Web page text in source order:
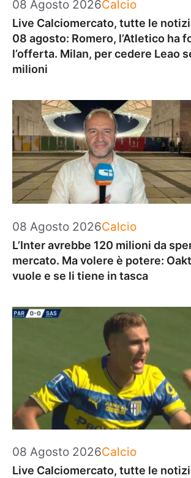
08 Agosto 2026Calcio
Live Calciomercato, tutte le
08 agosto: Romero, l’Atletico ha
l’offerta. Milan, per cedere Leao
milioni
08 Agosto 2026Categorie
Calcio
L’Inter avrebbe 120 milioni da
mercato. Ma volere è potere:
vuole e se li tiene in tasca
08 Agosto 2026Categorie
Calcio
Live Calciomercato, tutte le